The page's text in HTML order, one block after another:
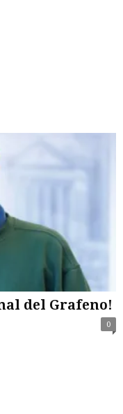
del Grafeno!
0